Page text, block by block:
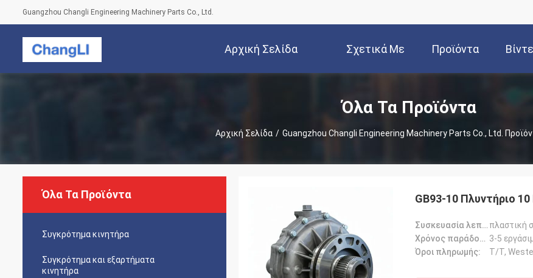
Guangzhou Changli Engineering Machinery Parts Co., Ltd.
Αρχική Σελίδα Σχετικά Με
Εμάς
Προϊόντα
Όλα Τα Προϊόντα
Αρχική Σελίδα / Guangzhou Changli Engineering Machinery Parts Co., Ltd.
Όλα Τα Προϊόντα
Συγκρότημα κινητήρα
Συγκρότημα και εξαρτήματα
κινητήρα
GB93-10 Πλυντήριο
Συσκευασία λεπτομέρειες: πλαστική
Χρόνος παράδοσης: 3-5
Όροι πληρωμής:
Τ/Τ,